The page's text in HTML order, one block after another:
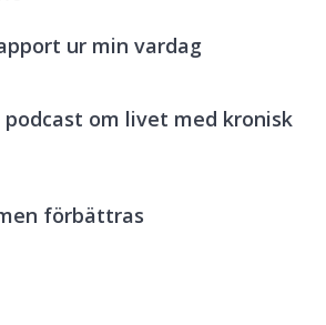
ur min vardag
podcast om livet med kronisk
förbättras